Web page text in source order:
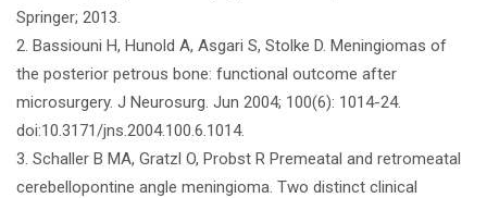
Springer; 2013.
2. Bassiouni H, Hunold A, Asgari S, Stolke D. Meningiomas of
the posterior petrous bone: functional outcome after
microsurgery. J Neurosurg. Jun 2004; 100(6): 1014-24.
doi:10.3171/jns.2004.100.6.1014.
3. Schaller B MA, Gratzl O, Probst R Premeatal and retromeatal
cerebellopontine angle meningioma. Two distinct clinical